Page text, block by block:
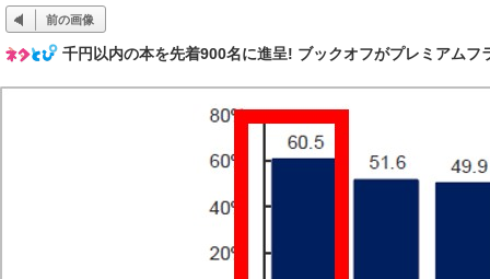
前の画像
千円以内の本を先着900名に進呈! ブックオフがプレミアム